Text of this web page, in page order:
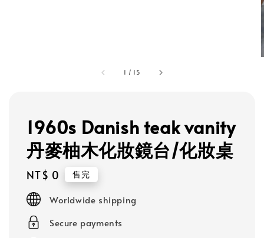
1 / 15
1960s Danish teak vanity
丹麥柚木化妝鏡台/化妝桌
Regular
price
NT$ 0 售完
Worldwide shipping
Secure payments